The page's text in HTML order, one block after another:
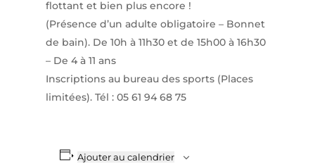
flottant et bien plus encore !
(Présence d’un adulte obligatoire – Bonnet
de bain). De 10h à 11h30 et de 15h00 à 16h30
– De 4 à 11 ans
Inscriptions au bureau des sports (Places
limitées). Tél : 05 61 94 68 75
Ajouter au calendrier